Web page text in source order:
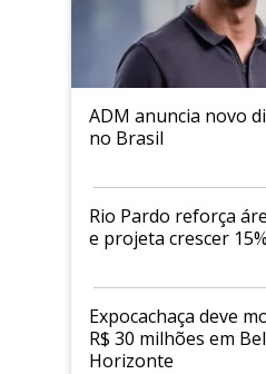
ADM anuncia novo
no Brasil
Rio Pardo reforça
e projeta crescer
Expocachaça deve
R$ 30 milhões em
Horizonte